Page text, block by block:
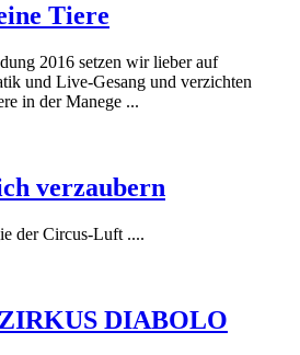
Tiere
2016 setzen wir lieber auf
und Live-Gesang und verzichten
in der Manege ...
verzaubern
der Circus-Luft ....
DIABOLO